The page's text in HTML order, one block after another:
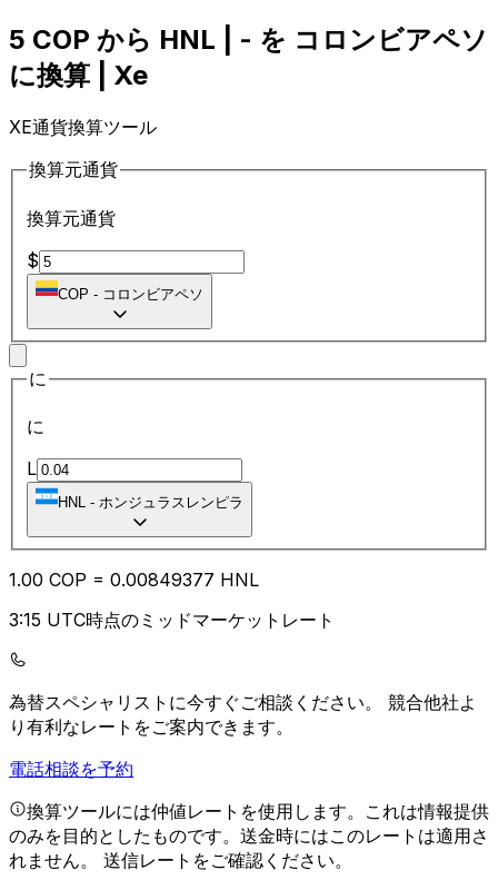
5 COP から HNL | - を コロンビアペソ
に換算 | Xe
XE通貨換算ツール
換算元通貨
換算元通貨
$
COP - コロンビアペソ
に
に
L
HNL - ホンジュラスレンピラ
1.00 COP = 0.00849377 HNL
3:15 UTC時点のミッドマーケットレート
為替スペシャリストに今すぐご相談ください。 競合他社よ
り有利なレートをご案内できます。
電話相談を予約
換算ツールには仲値レートを使用します。これは情報提供
のみを目的としたものです。送金時にはこのレートは適用さ
れません。 送信レートをご確認ください。